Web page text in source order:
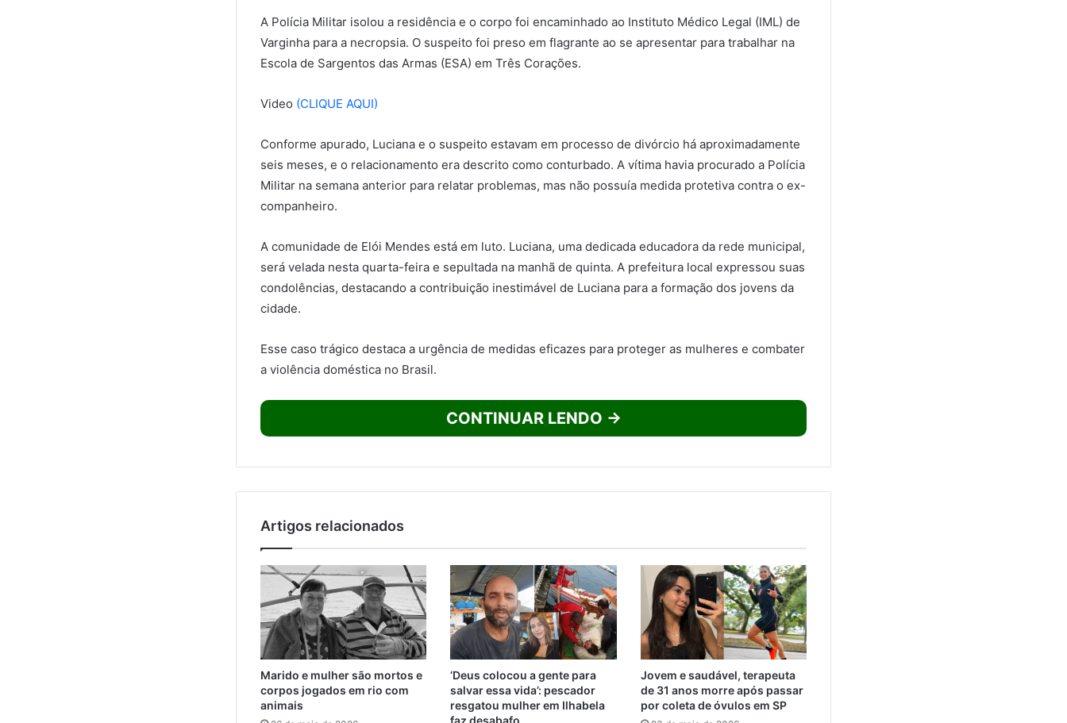
A Polícia Militar isolou a residência e o corpo foi encaminhado ao Instituto Médico Legal (IML) de
Varginha para a necropsia. O suspeito foi preso em flagrante ao se apresentar para trabalhar na
Escola de Sargentos das Armas (ESA) em Três Corações.
Video (CLIQUE AQUI)
Conforme apurado, Luciana e o suspeito estavam em processo de divórcio há aproximadamente
seis meses, e o relacionamento era descrito como conturbado. A vítima havia procurado a Polícia
Militar na semana anterior para relatar problemas, mas não possuía medida protetiva contra o ex-
companheiro.
A comunidade de Elói Mendes está em luto. Luciana, uma dedicada educadora da rede municipal,
será velada nesta quarta-feira e sepultada na manhã de quinta. A prefeitura local expressou suas
condolências, destacando a contribuição inestimável de Luciana para a formação dos jovens da
cidade.
Esse caso trágico destaca a urgência de medidas eficazes para proteger as mulheres e combater
a violência doméstica no Brasil.
CONTINUAR LENDO →
Artigos relacionados
Marido e mulher são mortos e
corpos jogados em rio com
animais
‘Deus colocou a gente para
salvar essa vida’: pescador
resgatou mulher em Ilhabela
faz desabafo
Jovem e saudável, terapeuta
de 31 anos morre após passar
por coleta de óvulos em SP